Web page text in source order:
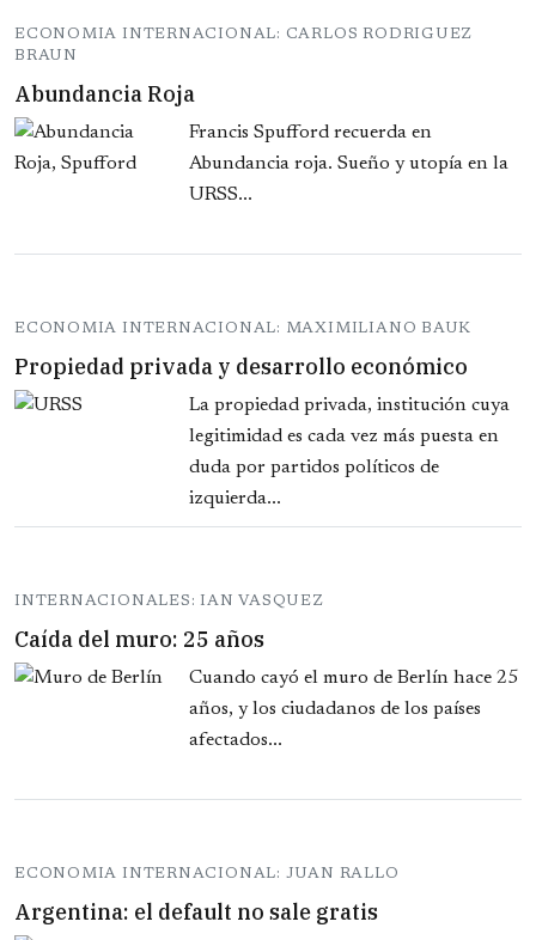
ECONOMIA INTERNACIONAL: CARLOS RODRIGUEZ
BRAUN
Abundancia Roja
Francis Spufford recuerda en
Abundancia roja. Sueño y utopía en la
URSS...
ECONOMIA INTERNACIONAL: MAXIMILIANO BAUK
Propiedad privada y desarrollo económico
La propiedad privada, institución cuya
legitimidad es cada vez más puesta en
duda por partidos políticos de
izquierda...
INTERNACIONALES: IAN VASQUEZ
Caída del muro: 25 años
Cuando cayó el muro de Berlín hace 25
años, y los ciudadanos de los países
afectados...
ECONOMIA INTERNACIONAL: JUAN RALLO
Argentina: el default no sale gratis